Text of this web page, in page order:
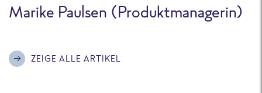
Marike Paulsen (Produktmanagerin)
ZEIGE ALLE ARTIKEL